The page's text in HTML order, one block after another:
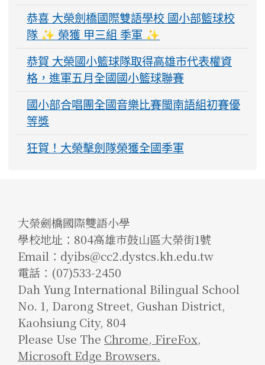
恭喜 大榮劍橋國際雙語學校 國小部籃球校
隊 ✨ 榮獲 甲三組 季軍 ✨
恭賀 大榮國小籃球隊取得高雄市代表權資
格，進軍五月全國國小籃球聯賽
國小部合唱團全國音樂比賽閩南語組初賽優
等獎
狂賀！大榮擊劍隊榮獲全國季軍
大榮劍橋國際雙語小學
學校地址：804高雄市鼓山區大榮街1號
Email：dyibs@cc2.dystcs.kh.edu.tw
電話：(07)533-2450
Dah Yung International Bilingual School
No. 1, Darong Street, Gushan District,
Kaohsiung City, 804
Please Use The Chrome, FireFox,
Microsoft Edge Browsers.